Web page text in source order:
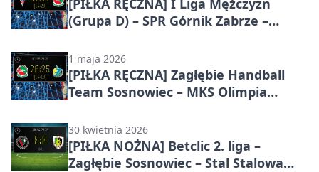
(Grupa D) – SPR Górnik Zabrze –
31:41. Sosnowiczanie potwierdzili
swoją siłę w 26. kolejce
1 maja 2026
[PIŁKA RĘCZNA] Zagłębie Handball
Team Sosnowiec – MKS Olimpia
Mężczyzn (Grupa D) – zwycięstwo w
25. kolejce po nerwowej końcówce
30 kwietnia 2026
[PIŁKA NOŻNA] Betclic 2. liga –
Zagłębie Sosnowiec – Stal Stalowa